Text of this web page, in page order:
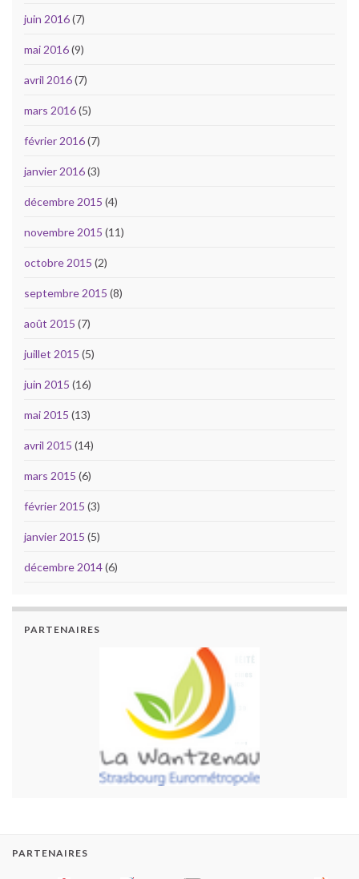
juin 2016(7)
mai 2016(9)
avril 2016(7)
mars 2016(5)
février 2016(7)
janvier 2016(3)
décembre 2015 (4)
novembre 2015 (11)
octobre 2015 (2)
septembre 2015 (8)
août 2015 (7)
juillet 2015 (5)
juin 2015 (16)
mai 2015 (13)
avril 2015 (14)
mars 2015 (6)
février 2015 (3)
janvier 2015 (5)
décembre 2014(6)
PARTENAIRES